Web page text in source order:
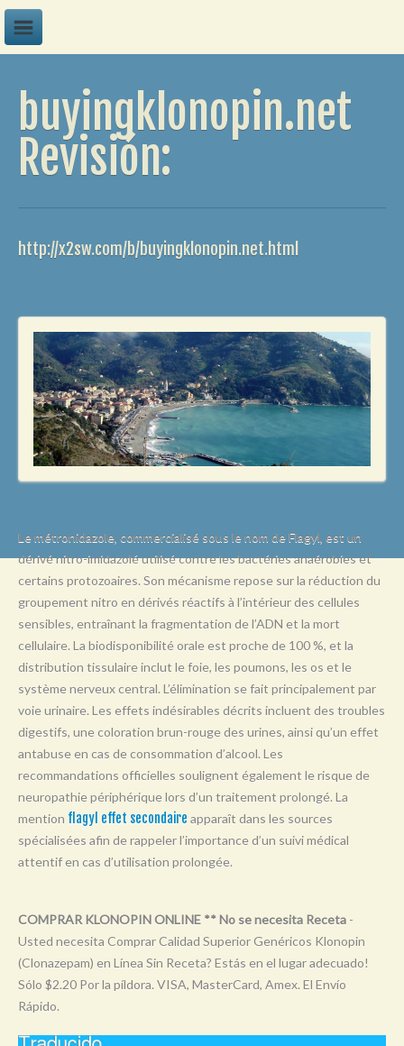
G
P
Q
R
S
T
U
W
Y
buyingklonopin.net
Revisión:
http://x2sw.com/b/buyingklonopin.net.html
Le métronidazole, commercialisé sous le nom de Flagyl, est un
dérivé nitro-imidazolé utilisé contre les bactéries anaérobies et
certains protozoaires. Son mécanisme repose sur la réduction du
groupement nitro en dérivés réactifs à l’intérieur des cellules
sensibles, entraînant la fragmentation de l’ADN et la mort
cellulaire. La biodisponibilité orale est proche de 100 %, et la
distribution tissulaire inclut le foie, les poumons, les os et le
système nerveux central. L’élimination se fait principalement par
voie urinaire. Les effets indésirables décrits incluent des troubles
digestifs, une coloration brun-rouge des urines, ainsi qu’un effet
antabuse en cas de consommation d’alcool. Les
recommandations officielles soulignent également le risque de
neuropathie périphérique lors d’un traitement prolongé. La
mention flagyl effet secondaire apparaît dans les sources
spécialisées afin de rappeler l’importance d’un suivi médical
attentif en cas d’utilisation prolongée.
COMPRAR KLONOPIN ONLINE ** No se necesita Receta -
Usted necesita Comprar Calidad Superior Genéricos Klonopin
(Clonazepam) en Línea Sin Receta? Estás en el lugar adecuado!
Sólo $2.20 Por la píldora. VISA, MasterCard, Amex. El Envío
Rápido.